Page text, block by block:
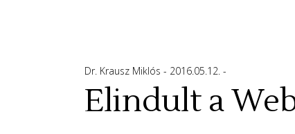
Dr. Krausz Miklós 2016.05.12.
Elindult a